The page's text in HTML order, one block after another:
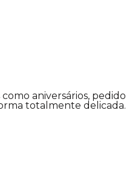
aniversários, pedido
totalmente delicada.